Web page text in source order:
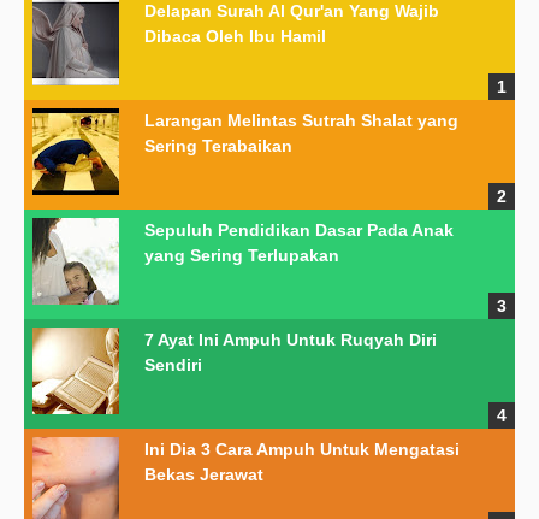
Delapan Surah Al Qur'an Yang Wajib
Dibaca Oleh Ibu Hamil
Larangan Melintas Sutrah Shalat yang
Sering Terabaikan
Sepuluh Pendidikan Dasar Pada Anak
yang Sering Terlupakan
7 Ayat Ini Ampuh Untuk Ruqyah Diri
Sendiri
Ini Dia 3 Cara Ampuh Untuk Mengatasi
Bekas Jerawat